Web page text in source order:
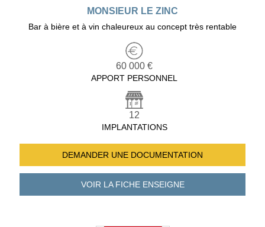
MONSIEUR LE ZINC
Bar à bière et à vin chaleureux au concept très rentable
60 000 €
APPORT PERSONNEL
12
IMPLANTATIONS
DEMANDER UNE DOCUMENTATION
VOIR LA FICHEENSEIGNE